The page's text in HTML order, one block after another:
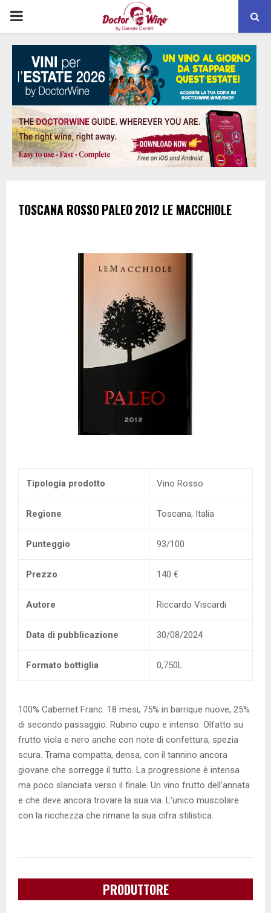
PRIMARY
MENU
TOSCANA ROSSOPALEO2012 LE MACCHIOLE
Tipologia prodotto Vino Rosso
Regione Toscana, Italia
Punteggio 93/100
Prezzo 140 €
Autore Riccardo Viscardi
Data di pubblicazione 30/08/2024
Formato bottiglia 0,750L
100% Cabernet Franc. 18 mesi, 75% in barrique nuove, 25%
di secondo passaggio. Rubino cupo e intenso. Olfatto su
frutto viola e nero anche con note di confettura, spezia
scura. Trama compatta, densa, con il tannino ancora
giovane che sorregge il tutto. La progressione è intensa
ma poco slanciata verso il finale. Un vino frutto dell’annata
e che deve ancora trovare la sua via. L’unico muscolare
con la ricchezza che rimane la sua cifra stilistica.
PRODUTTORE